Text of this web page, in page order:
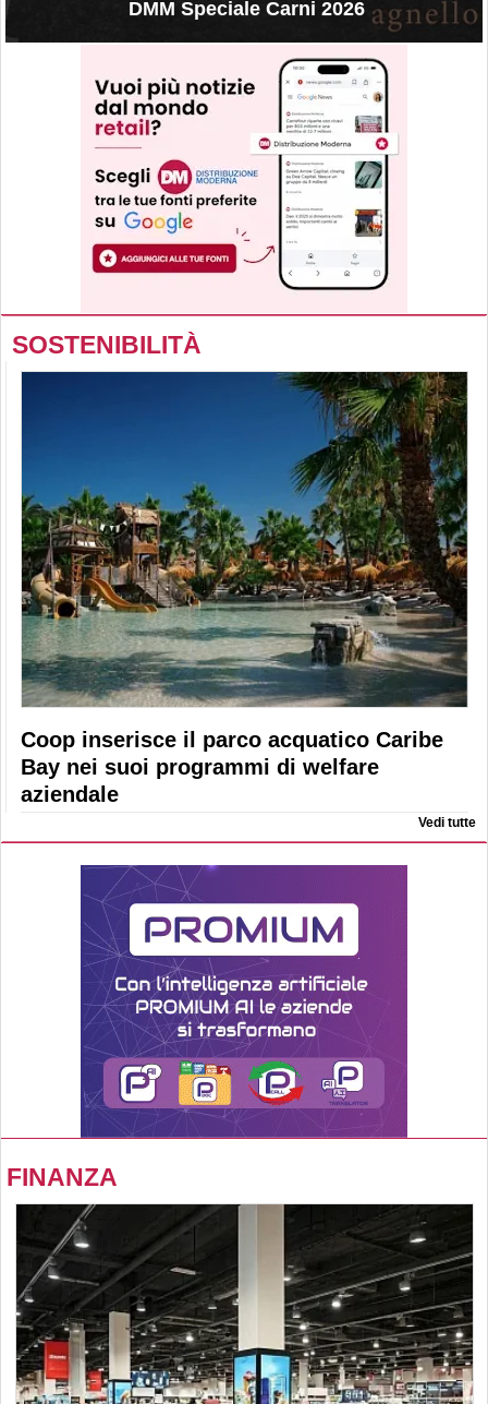
DMM Speciale Carni 2026
SOSTENIBILITÀ
Coop inserisce il parco acquatico Caribe
Bay nei suoi programmi di welfare
aziendale
Vedi tutte
FINANZA